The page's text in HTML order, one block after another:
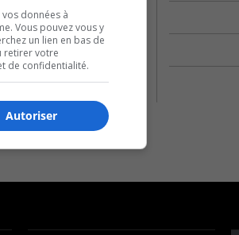
données à
Vous pouvez vous y
un lien en bas de
retirer votre
de confidentialité.
Autoriser